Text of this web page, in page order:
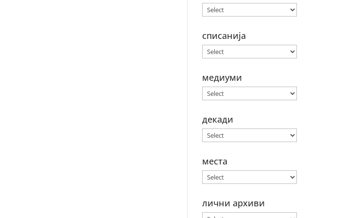
списанија
медиуми
декади
места
лични архиви